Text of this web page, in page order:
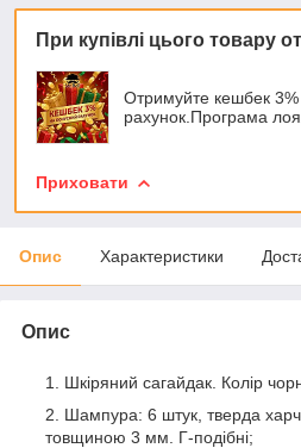
При купівлі цього товару
Отримуйте кешбек
рахунок.Програма
Приховати
Опис Характеристики
Опис
Шкіряний сагайдак. Колір
Шампура: 6 штук, тверда
товщиною 3 мм. Г-подібні;